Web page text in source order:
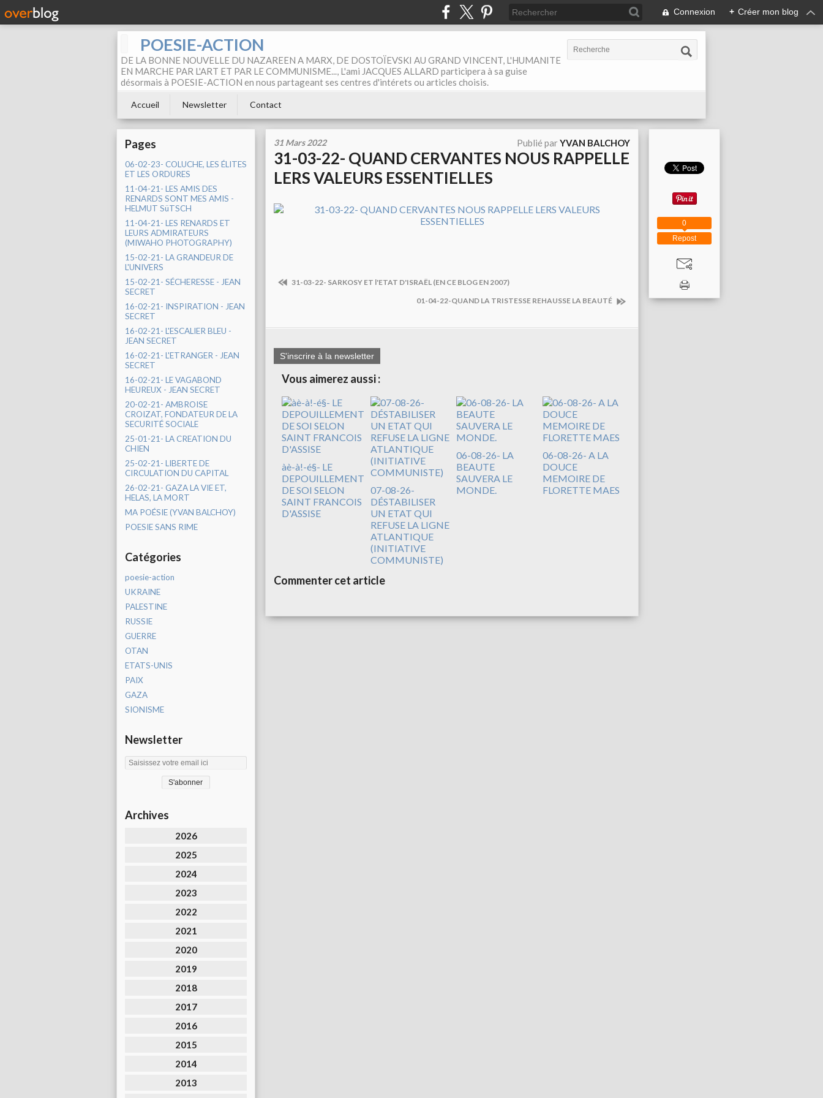
Connexion + Créer mon blog
POESIE-ACTION
DE LA BONNE NOUVELLE DU NAZAREEN A MARX, DE DOSTOÏEVSKI AU GRAND VINCENT, L'HUMANITE
EN MARCHE PAR L'ART ET PAR LE COMMUNISME..., L'ami JACQUES ALLARD participera à sa guise
désormais à POESIE-ACTION en nous partageant ses centres d'intérets ou articles choisis.
Accueil Newsletter Contact
Pages
06-02-23- COLUCHE, LES ÉLITES
ET LES ORDURES
11-04-21- LES AMIS DES
RENARDS SONT MES AMIS -
HELMUT SüTSCH
11-04-21- LES RENARDS ET
LEURS ADMIRATEURS
(MIWAHO PHOTOGRAPHY)
15-02-21- LA GRANDEUR DE
L'UNIVERS
15-02-21- SÉCHERESSE - JEAN
SECRET
16-02-21- INSPIRATION - JEAN
SECRET
16-02-21- L'ESCALIER BLEU -
JEAN SECRET
16-02-21- L'ETRANGER - JEAN
SECRET
16-02-21- LE VAGABOND
HEUREUX - JEAN SECRET
20-02-21- AMBROISE
CROIZAT, FONDATEUR DE LA
SECURITÉ SOCIALE
25-01-21- LA CREATION DU
CHIEN
25-02-21- LIBERTE DE
CIRCULATION DU CAPITAL
26-02-21- GAZA LA VIE ET,
HELAS, LA MORT
MA POÉSIE (YVAN BALCHOY)
POESIE SANS RIME
Catégories
poesie-action
UKRAINE
PALESTINE
RUSSIE
GUERRE
OTAN
ETATS-UNIS
PAIX
GAZA
SIONISME
Newsletter
Archives
2026
2025
2024
2023
2022
2021
2020
2019
2018
2017
2016
2015
2014
2013
31 Mars 2022 Publié parYVAN BALCHOY
31-03-22- QUAND CERVANTES NOUS RAPPELLE
LERS VALEURS ESSENTIELLES
31-03-22- SARKOSY ET l'ETAT D'ISRAËL (EN CE BLOG EN 2007)
01-04-22-QUAND LA TRISTESSE REHAUSSE LA BEAUTÉ
S'inscrire à la newsletter
Vous aimerez aussi :
àè-à!-é§- LE
DEPOUILLEMENT
DE SOI SELON
SAINT FRANCOIS
D'ASSISE
07-08-26-
DÉSTABILISER
UN ETAT QUI
REFUSE LA LIGNE
ATLANTIQUE
(INITIATIVE
COMMUNISTE)
06-08-26- LA
BEAUTE
SAUVERA LE
MONDE.
06-08-26- A LA
DOUCE
MEMOIRE DE
FLORETTE MAES
Commenter cet article
Repost
0